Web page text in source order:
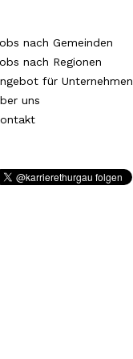
nach Gemeinden
nach Regionen
für Unternehmen
uns